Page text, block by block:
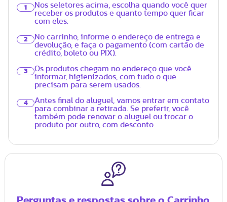
1
Nos seletores acima, escolha quando você quer
receber os produtos e quanto tempo quer ficar
com eles.
2
No carrinho, informe o endereço de entrega e
devolução, e faça o pagamento (com cartão de
crédito, boleto ou PIX).
3
Os produtos chegam no endereço que você
informar, higienizados, com tudo o que
precisam para serem usados.
4
Antes final do aluguel, vamos entrar em contato
para combinar a retirada. Se preferir, você
também pode renovar o aluguel ou trocar o
produto por outro, com desconto.